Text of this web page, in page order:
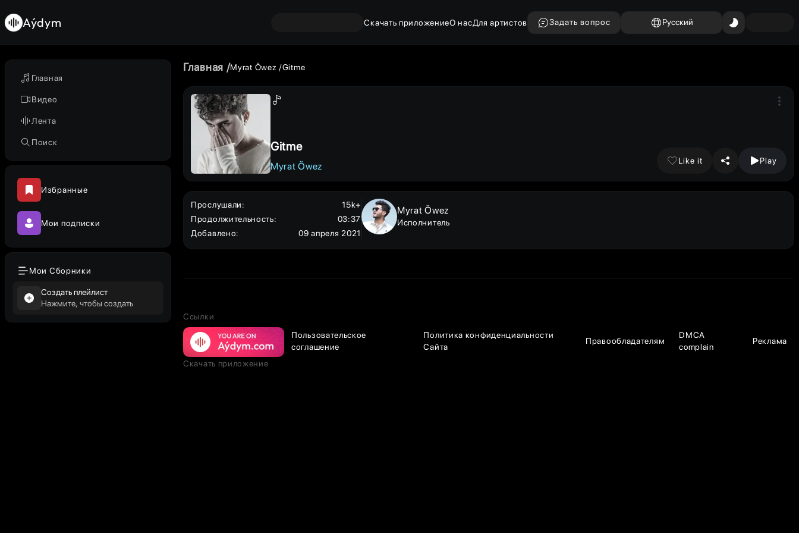
Главная
Видео
Лента
Поиск
Избранные
Мои подписки
Мои Сборники
Создать плейлист
Нажмите, чтобы создать
Aýdym Скачать приложениеО насДля артистов Задать вопрос Русский
Главная Myrat Öwez Gitme
Gitme
Myrat Öwez
Like it Play
Прослушали:
15k+
Продолжительность:
03:37
Добавлено: 09 апреля 2021
Myrat Öwez
Исполнитель
Ссылки
Пользовательское
соглашение
Политика конфиденциальности
Сайта
Правообладателям
DMCA
complain
Реклама
Скачать приложение